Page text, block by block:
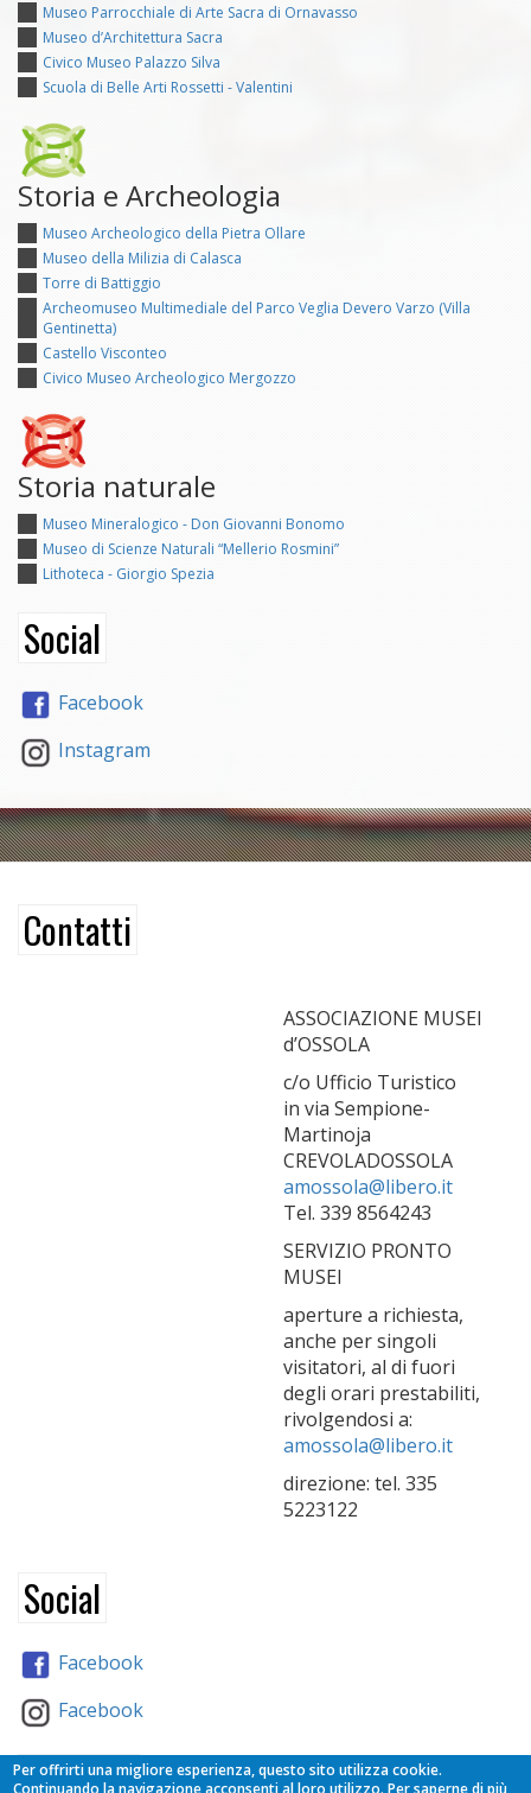
Museo Parrocchiale di Arte Sacra di Ornavasso
Museo d’Architettura Sacra
Civico Museo Palazzo Silva
Scuola di Belle Arti Rossetti - Valentini
Storia e Archeologia
Museo Archeologico della Pietra Ollare
Museo della Milizia di Calasca
Torre di Battiggio
Archeomuseo Multimediale del Parco Veglia Devero Varzo (Villa
Gentinetta)
Castello Visconteo
Civico Museo Archeologico Mergozzo
Storia naturale
Museo Mineralogico - Don Giovanni Bonomo
Museo di Scienze Naturali “Mellerio Rosmini”
Lithoteca - Giorgio Spezia
Social
Facebook
Instagram
Contatti
ASSOCIAZIONE MUSEI
d’OSSOLA
c/o Ufficio Turistico
in via Sempione-
Martinoja
CREVOLADOSSOLA
amossola@libero.it
Tel. 339 8564243
SERVIZIO PRONTO
MUSEI
aperture a richiesta,
anche per singoli
visitatori, al di fuori
degli orari prestabiliti,
rivolgendosi a:
amossola@libero.it
direzione: tel. 335
5223122
Social
Facebook
Facebook
Partners
Per offrirti una migliore esperienza, questo sito utilizza cookie.
Continuando la navigazione acconsenti al loro utilizzo. Per saperne di più